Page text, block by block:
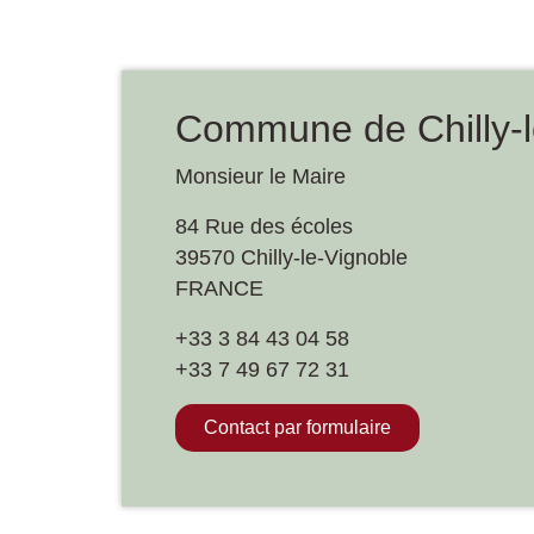
Commune de
Monsieur le Maire
84 Rue des écoles
39570 Chilly-le-Vignoble
FRANCE
+33 3 84 43 04 58
+33 7 49 67 72 31
Contact par formulaire